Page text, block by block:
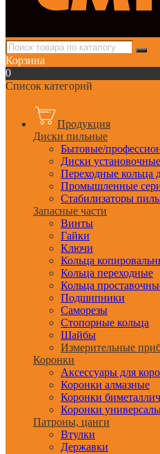
Корзина
0
Список категорий
Продукция
Диски пильные
Бытовые/
Диски установочные
Переходные кольца
Промышленные
Стабилизаторы
Запасные части
Винты
Гайки
Ключи
Кольца
Кольца переходные
Кольца
Подшипники
Саморезы
Стопорные кольца
Шайбы
Измерительные
Коронки
Аксессуары для
Коронки алмазные
Коронки
Коронки
Патроны, цанги
Втулки
Державки